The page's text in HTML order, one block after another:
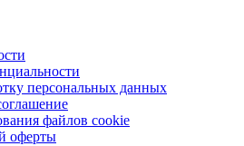
персональных данных
файлов cookie
оферты